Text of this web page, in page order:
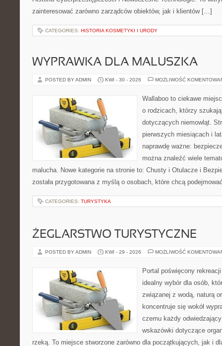
zainteresować zarówno zarządców obiektów, jak i klientów […]
CATEGORIES: HISTORIA KOSMETYKI I URODY
WYPRAWKA DLA MALUSZKA
POSTED BY ADMIN KWI - 30 - 2026 MOŻLIWOŚĆ
Wallaboo to ciekawe
o rodzicach, którzy
dotyczących niemowląt.
pierwszych miesiącach i
naprawdę ważne:
można znaleźć wiele
malucha. Nowe kategorie na stronie to: Chusty i Otulacze i
została przygotowana z myślą o osobach, które chcą
CATEGORIES: TURYSTYKA
ŻEGLARSTWO TURYSTYCZNE
POSTED BY ADMIN KWI - 29 - 2026 MOŻLIWOŚĆ
Portal poświęcony
idealny wybór dla osób,
związanej z wodą, naturą
koncentruje się wokół
czemu każdy
wskazówki dotyczące
rzeką. To miejsce stworzone zarówno dla początkujących, jak i